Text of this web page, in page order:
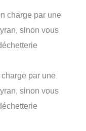
charge par une
sinon vous
par une
sinon vous